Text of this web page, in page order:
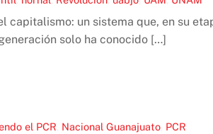
capitalismo: un sistema que, en su
solo ha conocido […]
el PCR Nacional Guanajuato PCR